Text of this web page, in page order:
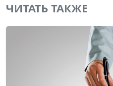
ЧИТАТЬ ТАКЖЕ